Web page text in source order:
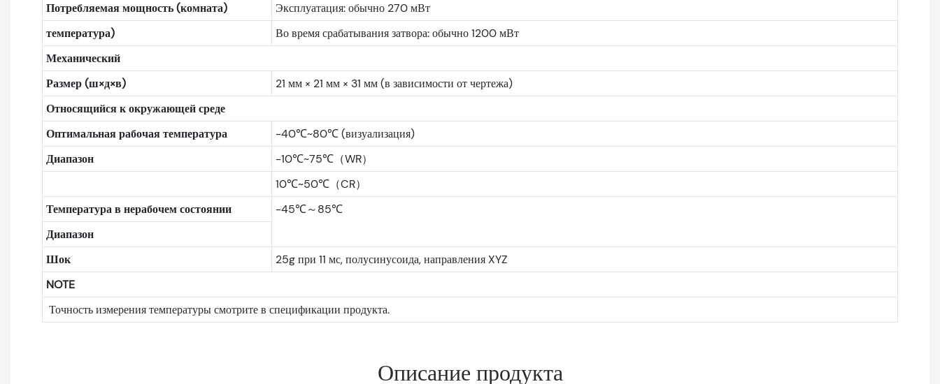
Потребляемая мощность (комната)
Эксплуатация: обычно 270 мВт
температура)
Во время срабатывания затвора: обычно 1200 мВт
Механический
Размер (ш×д×в)
21 мм × 21 мм × 31 мм (в зависимости от чертежа)
Относящийся к окружающей среде
Оптимальная рабочая температура
-40℃~80℃ (визуализация)
Диапазон
-10℃~75℃（WR）
10℃~50℃（CR）
Температура в нерабочем состоянии
-45℃～85℃
Диапазон
Шок
25g при 11 мс, полусинусоида, направления XYZ
NOTE
Точность измерения температуры смотрите в спецификации продукта.
Описание продукта